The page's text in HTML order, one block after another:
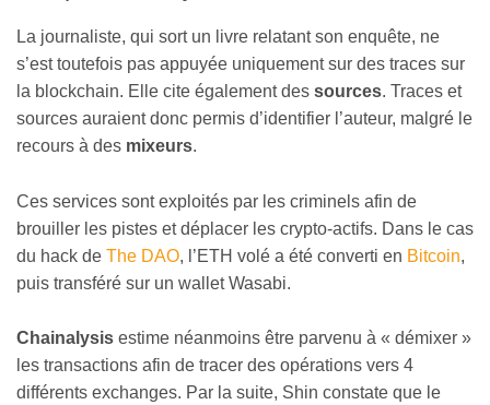
La journaliste, qui sort un livre relatant son enquête, ne
s’est toutefois pas appuyée uniquement sur des traces sur
la blockchain. Elle cite également des sources. Traces et
sources auraient donc permis d’identifier l’auteur, malgré le
recours à des mixeurs.
Ces services sont exploités par les criminels afin de
brouiller les pistes et déplacer les crypto-actifs. Dans le cas
du hack de The DAO, l’ETH volé a été converti en Bitcoin,
puis transféré sur un wallet Wasabi.
Chainalysis estime néanmoins être parvenu à « démixer »
les transactions afin de tracer des opérations vers 4
différents exchanges. Par la suite, Shin constate que le